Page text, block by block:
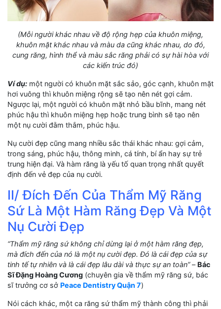
(Mỗi người khác nhau về độ rộng hẹp của khuôn miệng,
khuôn mặt khác nhau và màu da cũng khác nhau, do đó,
cung răng, hình thể và màu sắc răng phải có sự hài hòa với
các kiến trúc đó)
Ví dụ: một người có khuôn mặt sắc sảo, góc cạnh, khuôn mặt
hơi vuông thì khuôn miệng rộng sẽ tạo nên nét gợi cảm.
Ngược lại, một người có khuôn mặt nhỏ bầu bĩnh, mang nét
phúc hậu thì khuôn miệng hẹp hoặc trung bình sẽ tạo nên
một nụ cười đằm thắm, phúc hậu.
Nụ cười đẹp cũng mang nhiều sắc thái khác nhau: gợi cảm,
trong sáng, phúc hậu, thông minh, cá tính, bí ẩn hay sự trẻ
trung hiện đại. Và hàm răng là yếu tố quan trọng nhất quyết
định đến vẻ đẹp của nụ cười.
II/ Đích Đến Của Thẩm Mỹ Răng
Sứ Là Một Hàm Răng Đẹp Và Một
Nụ Cười Đẹp
“Thẩm mỹ răng sứ không chỉ dừng lại ở một hàm răng đẹp,
mà đích đến của nó là một nụ cười đẹp. Đó là cái đẹp của sự
tinh tế tự nhiên và là cái đẹp lâu dài và thực sự an toàn”– Bác
Sĩ Đặng Hoàng Cương (chuyên gia về thẩm mỹ răng sứ, bác
sĩ trưởng cơ sở Peace Dentistry Quận 7)
Nói cách khác, một ca răng sứ thẩm mỹ thành công thì phải